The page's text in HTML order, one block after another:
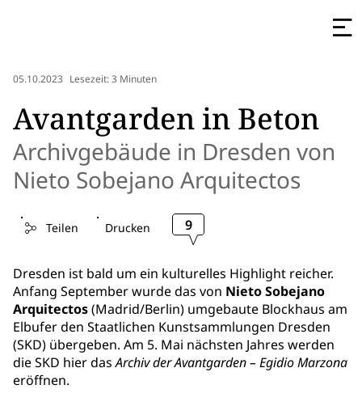
05.10.2023 Lesezeit: 3 Minuten
Avantgarden in Beton
Archivgebäude in Dresden von
Nieto Sobejano Arquitectos
Teilen Drucken 9
Dresden ist bald um ein kulturelles Highlight reicher.
Anfang September wurde das von Nieto Sobejano
Arquitectos(Madrid/Berlin) umgebaute Blockhaus am
Elbufer den Staatlichen Kunstsammlungen Dresden
(SKD) übergeben. Am 5. Mai nächsten Jahres werden
die SKD hier dasArchiv der Avantgarden – Egidio Marzona
eröffnen.